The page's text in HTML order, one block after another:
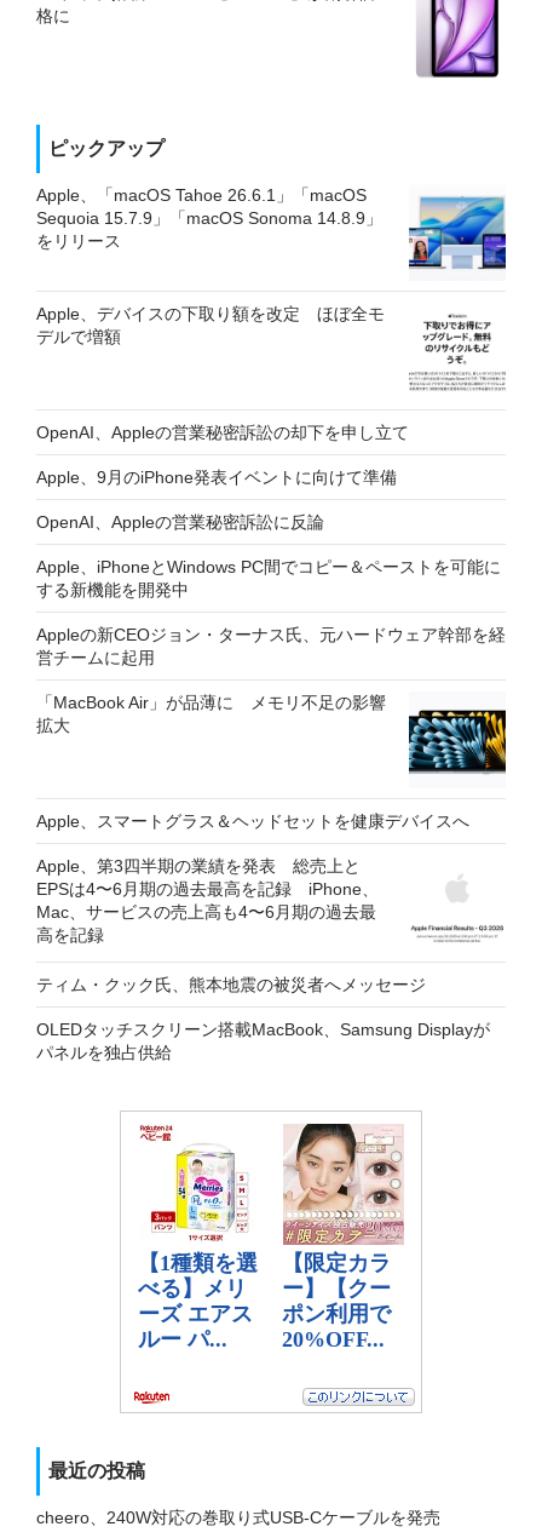
格に
ピックアップ
Apple、「macOS Tahoe 26.6.1」「macOS
Sequoia 15.7.9」「macOS Sonoma 14.8.9」
をリリース
Apple、デバイスの下取り額を改定 ほぼ全モ
デルで増額
OpenAI、Appleの営業秘密訴訟の却下を申し立て
Apple、9月のiPhone発表イベントに向けて準備
OpenAI、Appleの営業秘密訴訟に反論
Apple、iPhoneとWindows PC間でコピー＆ペーストを可能に
する新機能を開発中
Appleの新CEOジョン・ターナス氏、元ハードウェア幹部を経
営チームに起用
「MacBook Air」が品薄に メモリ不足の影響
拡大
Apple、スマートグラス＆ヘッドセットを健康デバイスへ
Apple、第3四半期の業績を発表 総売上と
EPSは4〜6月期の過去最高を記録 iPhone、
Mac、サービスの売上高も4〜6月期の過去最
高を記録
ティム・クック氏、熊本地震の被災者へメッセージ
OLEDタッチスクリーン搭載MacBook、Samsung Displayが
パネルを独占供給
最近の投稿
cheero、240W対応の巻取り式USB-Cケーブルを発売